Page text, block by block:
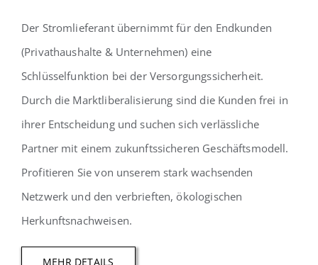
Der Stromlieferant übernimmt für den Endkunden
(Privathaushalte & Unternehmen) eine
Schlüsselfunktion bei der Versorgungssicherheit.
Durch die Marktliberalisierung sind die Kunden frei in
ihrer Entscheidung und suchen sich verlässliche
Partner mit einem zukunftssicheren Geschäftsmodell.
Profitieren Sie von unserem stark wachsenden
Netzwerk und den verbrieften, ökologischen
Herkunftsnachweisen.
MEHR DETAILS